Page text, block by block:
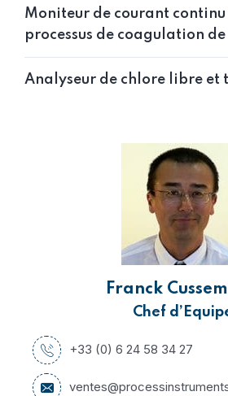
Moniteur de courant continu
processus de coagulation
Analyseur de chlore libre et
Franck
Chef
+33 (0) 6 24 58 34 27